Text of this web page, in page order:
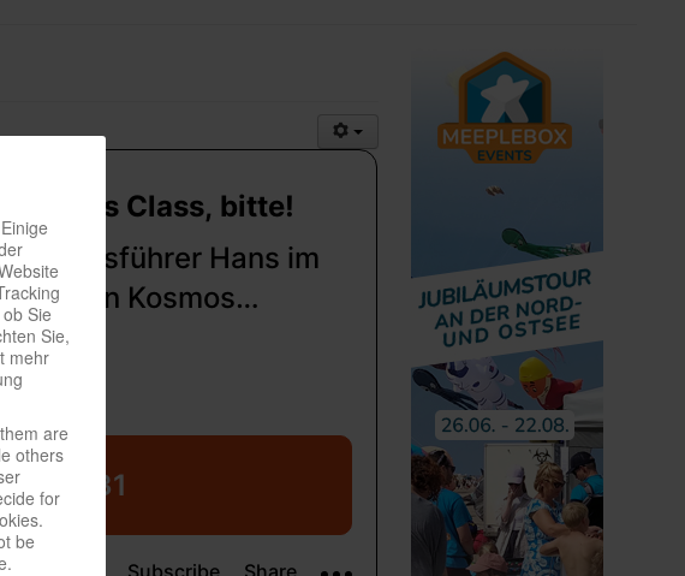
Sie
Sie,
mehr
are
others
for
be